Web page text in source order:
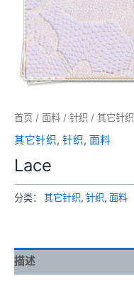
首页 / 面料 / 针织 / 其它针织
其它针织, 针织, 面料
Lace
分类： 其它针织, 针织, 面料
描述